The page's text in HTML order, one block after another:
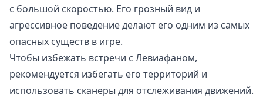
с большой скоростью. Его грозный вид и
агрессивное поведение делают его одним из самых
опасных существ в игре.
Чтобы избежать встречи с Левиафаном,
рекомендуется избегать его территорий и
использовать сканеры для отслеживания движений.